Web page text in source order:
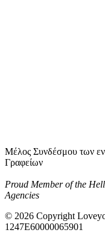
Μέλος Συνδέσμου των εν
Γραφείων
Proud Member of the
Agencies
© 2026 Copyright
1247Ε60000065901